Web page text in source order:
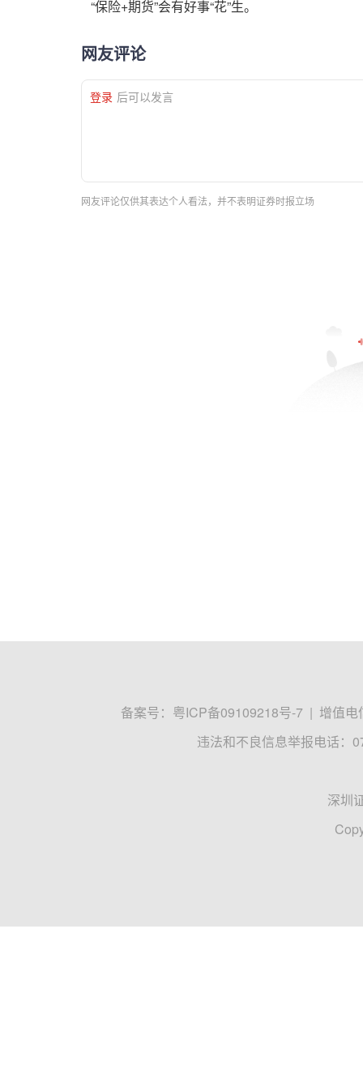
“保险+期货”会有好事“花”生。
网友评论
登录 后可以发言
网友评论仅供其表达个人看法，并不表明证券时报立场
备案号： 粤ICP备09109218号-7 | 增值电
违法和不良信息举报电话：
深圳